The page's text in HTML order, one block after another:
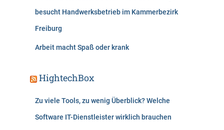
besucht Handwerksbetrieb im Kammerbezirk
Freiburg
Arbeit macht Spaß oder krank
HightechBox
Zu viele Tools, zu wenig Überblick? Welche
Software IT-Dienstleister wirklich brauchen